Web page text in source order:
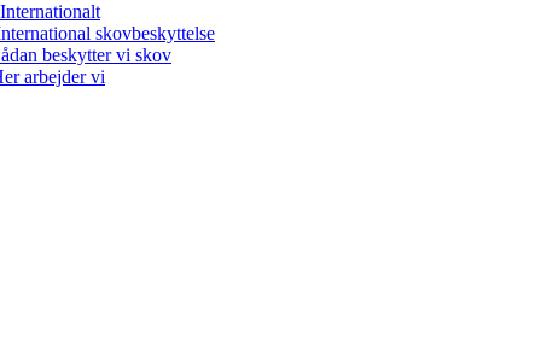
Internationalt
skovbeskyttelse
beskytter vi skov
arbejder vi